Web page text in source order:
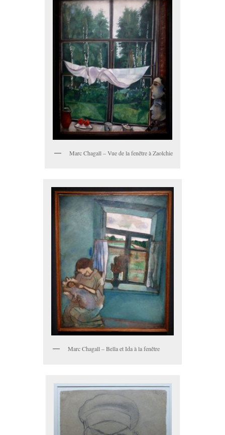
Marc Chagall – Vue de la fenêtre à Zaolchie
Marc Chagall – Bella et Ida à la fenêtre